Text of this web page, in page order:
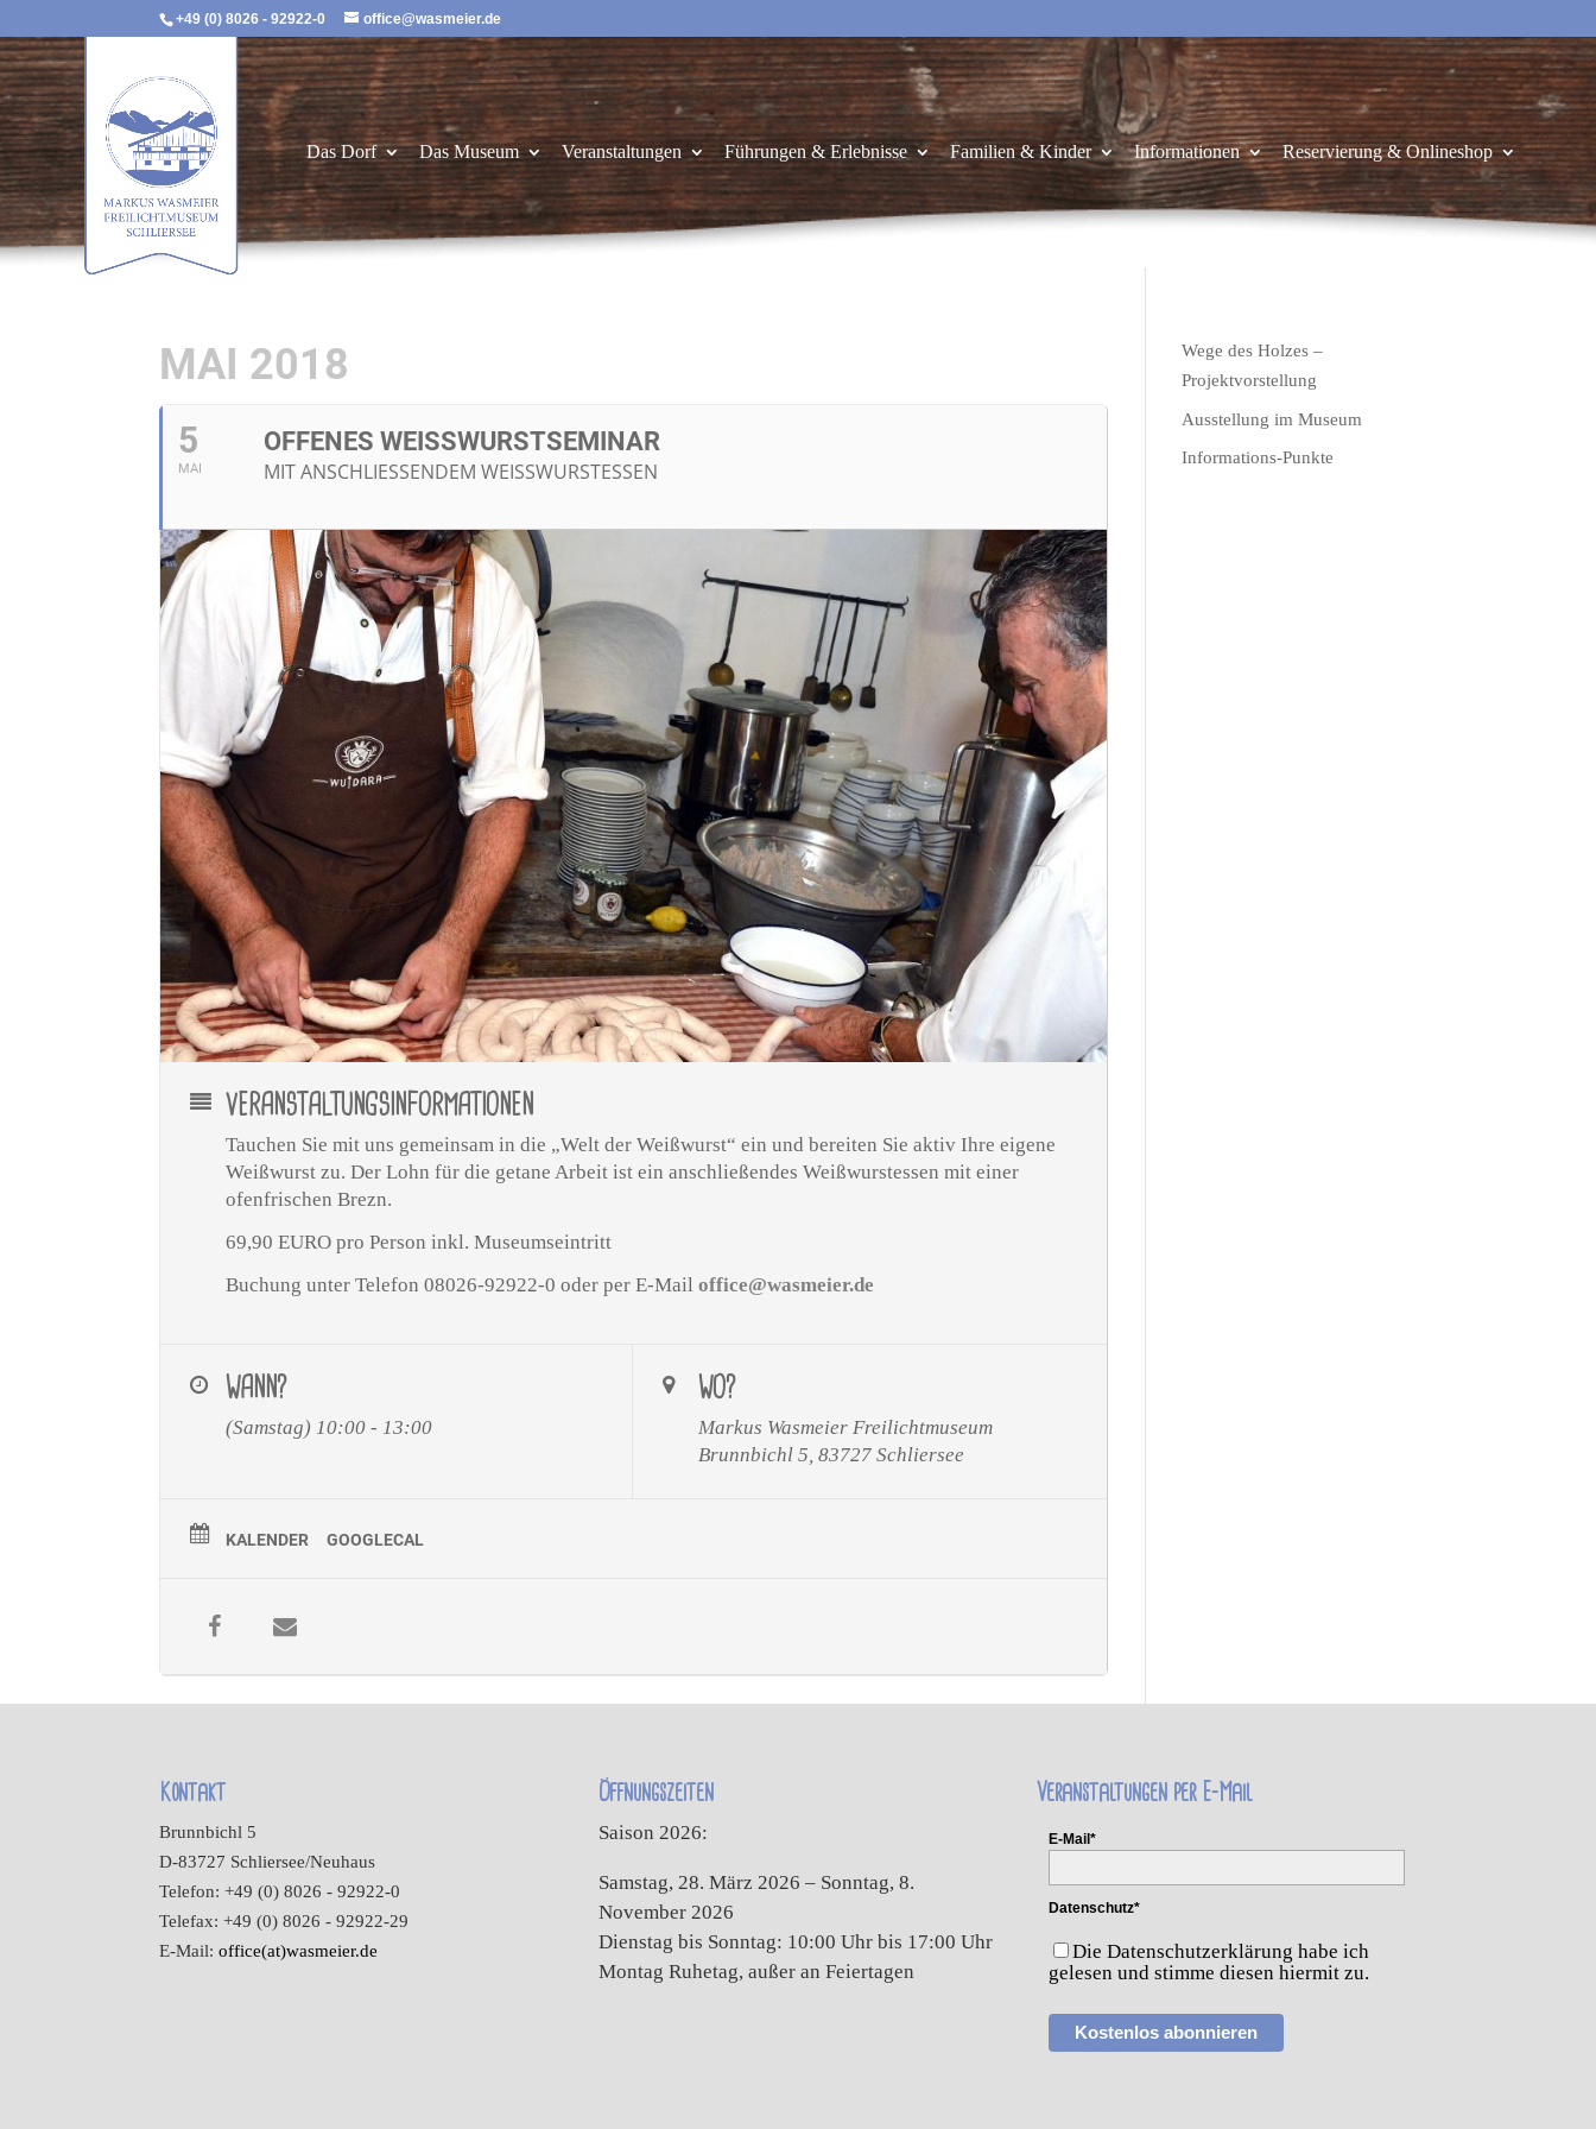
+49 (0) 8026 - 92922-0 office@wasmeier.de
Das Dorf Das Museum Veranstaltungen Führungen & Erlebnisse Familien & Kinder Informationen Reservierung & Onlineshop
MAI 2018
5
MAI
OFFENES WEISSWURSTSEMINAR
MIT ANSCHLIESSENDEM WEISSWURSTESSEN
VERANSTALTUNGSINFORMATIONEN
Tauchen Sie mit uns gemeinsam in die „Welt der Weißwurst“ ein und bereiten Sie aktiv Ihre eigene
Weißwurst zu. Der Lohn für die getane Arbeit ist ein anschließendes Weißwurstessen mit einer
ofenfrischen Brezn.
69,90 EURO pro Person inkl. Museumseintritt
Buchung unter Telefon 08026-92922-0 oder per E-Mailoffice@wasmeier.de
WANN?
(Samstag) 10:00 - 13:00
WO?
Markus Wasmeier Freilichtmuseum
Brunnbichl 5, 83727 Schliersee
KALENDER GOOGLECAL
Wege des Holzes –
Projektvorstellung
Ausstellung im Museum
Informations-Punkte
Kontakt
Brunnbichl 5
D-83727 Schliersee/Neuhaus
Telefon: +49 (0) 8026 - 92922-0
Telefax: +49 (0) 8026 - 92922-29
E-Mail:office(at)wasmeier.de
Öffnungszeiten
Saison 2026:
Samstag, 28. März 2026 – Sonntag, 8.
November 2026
Dienstag bis Sonntag: 10:00 Uhr bis 17:00 Uhr
Montag Ruhetag, außer an Feiertagen
Veranstaltungen per E-Mail
E-Mail*
Datenschutz*
Die Datenschutzerklärung habe ich
gelesen und stimme diesen hiermit zu.
Kostenlos abonnieren